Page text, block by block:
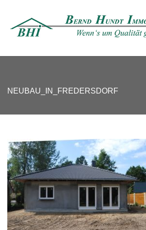
NEUBAU_IN_FREDERSDORF